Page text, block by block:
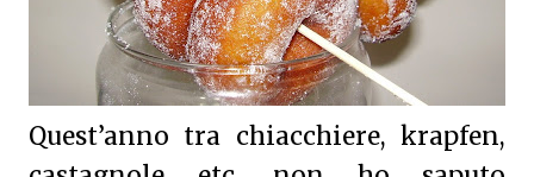
Quest’anno tra chiacchiere, krapfen,